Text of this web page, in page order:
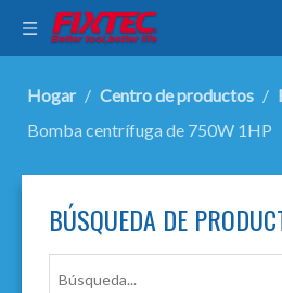
Hogar / Centro de productos /
Bomba centrífuga de 750W 1HP
BÚSQUEDA DE